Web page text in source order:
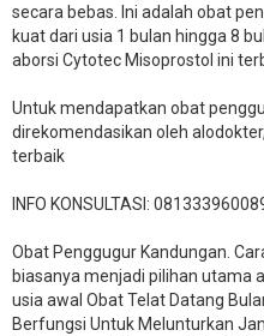
secara bebas. Ini adalah obat
kuat dari usia 1 bulan hingga 8
aborsi Cytotec Misoprostol ini
Untuk mendapatkan obat
direkomendasikan oleh
terbaik
INFO KONSULTASI:
​Obat Penggugur Kandungan.
biasanya menjadi pilihan utama
usia awal Obat Telat Datang
Berfungsi Untuk Melunturkan